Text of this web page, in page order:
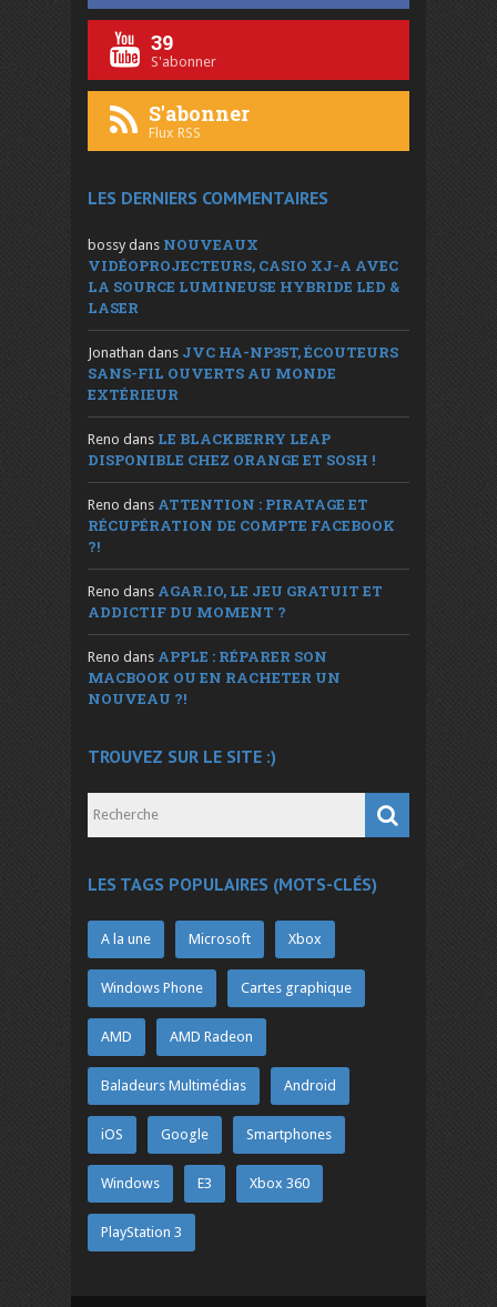
39
S'abonner
S'abonner
Flux RSS
LES DERNIERS COMMENTAIRES
bossy dans NOUVEAUX
VIDÉOPROJECTEURS, CASIO XJ-A AVEC
LA SOURCE LUMINEUSE HYBRIDE LED &
LASER
Jonathan dans JVC HA-NP35T, ÉCOUTEURS
SANS-FIL OUVERTS AU MONDE
EXTÉRIEUR
Reno dans LE BLACKBERRY LEAP
DISPONIBLE CHEZ ORANGE ET SOSH !
Reno dans ATTENTION : PIRATAGE ET
RÉCUPÉRATION DE COMPTE FACEBOOK
?!
Reno dans AGAR.IO, LE JEU GRATUIT ET
ADDICTIF DU MOMENT ?
Reno dans APPLE : RÉPARER SON
MACBOOK OU EN RACHETER UN
NOUVEAU ?!
TROUVEZ SUR LE SITE :)
LES TAGS POPULAIRES (MOTS-CLÉS)
A la une Microsoft Xbox
Windows Phone Cartes graphique
AMD AMD Radeon
Baladeurs Multimédias Android
iOS Google Smartphones
Windows E3 Xbox 360
PlayStation 3